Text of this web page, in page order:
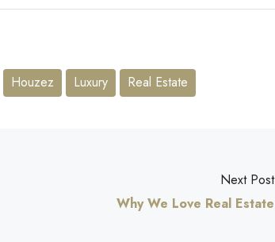
Houzez Luxury Real Estate
Next Post
Why We Love Real Estate